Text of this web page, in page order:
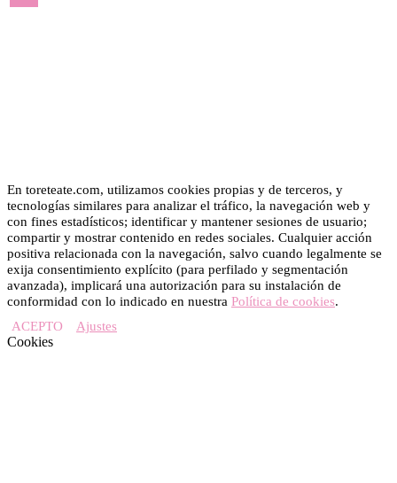
En toreteate.com, utilizamos cookies propias y de terceros, y
tecnologías similares para analizar el tráfico, la navegación web y
con fines estadísticos; identificar y mantener sesiones de usuario;
compartir y mostrar contenido en redes sociales. Cualquier acción
positiva relacionada con la navegación, salvo cuando legalmente se
exija consentimiento explícito (para perfilado y segmentación
avanzada), implicará una autorización para su instalación de
conformidad con lo indicado en nuestra Política de cookies.
ACEPTO
Ajustes
Cookies